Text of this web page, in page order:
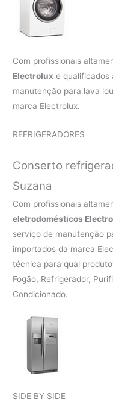
Com profissionais
Electrolux e qualificados
manutenção para lava
marca Electrolux.
REFRIGERADORES
Conserto
Suzana
Com profissionais
eletrodomésticos
serviço de manutenção
importados da marca
técnica para qual
Fogão, Refrigerador,
Condicionado.
SIDE BY SIDE